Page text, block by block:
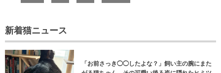
新着猫ニュース
「お前さっき◯◯したよな？」飼い主の腕にまた